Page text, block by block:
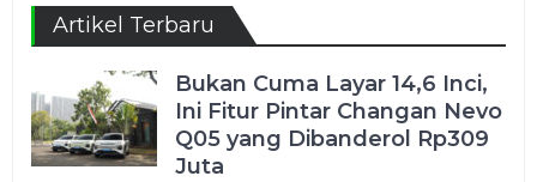
Artikel Terbaru
Bukan Cuma Layar 14,6 Inci,
Ini Fitur Pintar Changan Nevo
Q05 yang Dibanderol Rp309
Juta